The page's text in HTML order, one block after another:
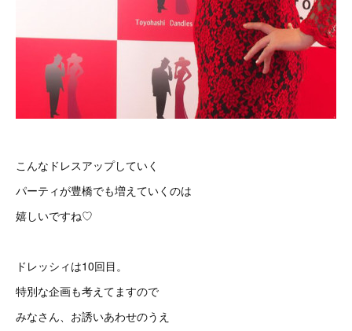
こんなドレスアップしていく
パーティが豊橋でも増えていくのは
嬉しいですね♡
ドレッシィは10回目。
特別な企画も考えてますので
みなさん、お誘いあわせのうえ